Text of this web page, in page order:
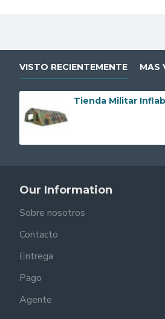
VISTO RECIENTEMENTE MAS
Our Information
Sobre nosotros
Contacto
Entrega
Pago
Agente